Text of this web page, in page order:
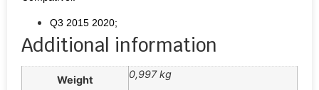
Q3 2015 2020;
Additional information
Weight 0,997 kg